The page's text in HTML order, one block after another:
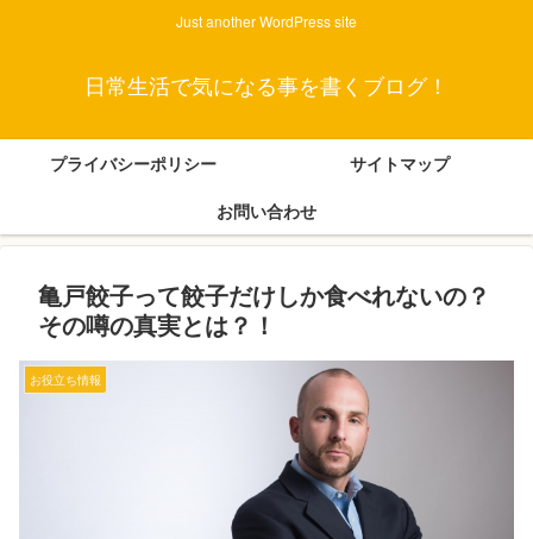
Just another WordPress site
日常生活で気になる事を書くブログ！
プライバシーポリシー
サイトマップ
お問い合わせ
亀戸餃子って餃子だけしか食べれないの？
その噂の真実とは？！
お役立ち情報